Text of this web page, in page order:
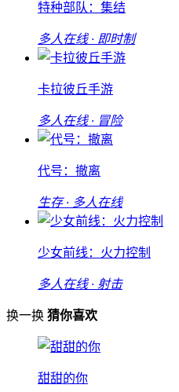
特种部队：集结
多人在线 · 即时制
卡拉彼丘手游
多人在线 · 冒险
代号：撤离
生存 · 多人在线
少女前线：火力控制
多人在线 · 射击
换一换 猜你喜欢
甜甜的你